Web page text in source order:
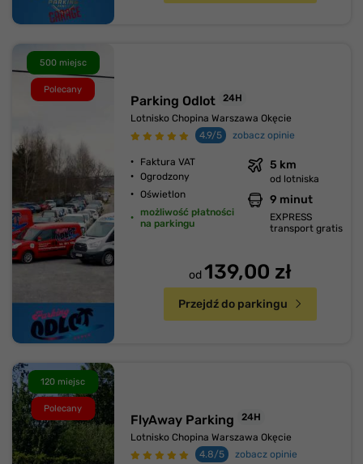
500 miejsc
Polecany
Parking Odlot
24H
Lotnisko Chopina Warszawa Okęcie
4.9/5
zobacz opinie
Faktura VAT
Ogrodzony
Oświetlon
możliwość płatności
na parkingu
5 km
od lotniska
9 minut
EXPRESS
transport gratis
od 139,00 zł
Przejdź do parkingu
120 miejsc
Polecany
FlyAway Parking
24H
Lotnisko Chopina Warszawa Okęcie
4.8/5
zobacz opinie